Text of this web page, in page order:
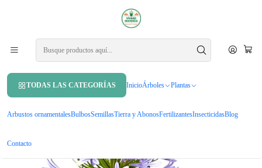
TODAS LAS CATEGORÍAS InicioÁrboles Plantas
Arbustos ornamentalesBulbosSemillasTierra y AbonosFertilizantesInsecticidasBlog
Contacto
APROVECHA UN 10% DE DCTO. EN TU PRIMERA COMPRA USANDO
Inicio
Arbustos ornamentales
Pack De 10 Agapanto Lirio Africano Arbusto Ornamental